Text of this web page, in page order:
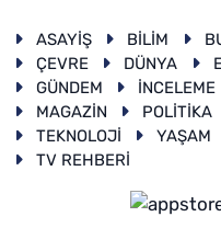
ASAYİŞ BİLİM
ÇEVRE
DÜNYA
GÜNDEM
İNCELEME
MAGAZİN
POLİTİKA
TEKNOLOJİ
YAŞAM
TV REHBERİ